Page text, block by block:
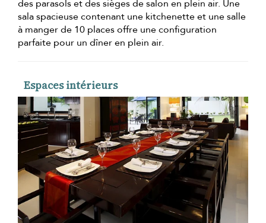
des parasols et des sièges de salon en plein air. Une
sala spacieuse contenant une kitchenette et une salle
à manger de 10 places offre une configuration
parfaite pour un dîner en plein air.
Espaces intérieurs